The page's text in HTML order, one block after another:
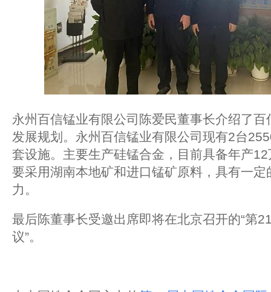
永州百信锰业有限公司陈爱民董事长介绍了
发展规划。永州百信锰业有限公司现有2台
套设施。主要生产硅锰合金，目前具备年产
要采用湖南本地矿和进口锰矿原料，具有一
力。
最后陈董事长受邀出席即将在北京召开的“第
议”。